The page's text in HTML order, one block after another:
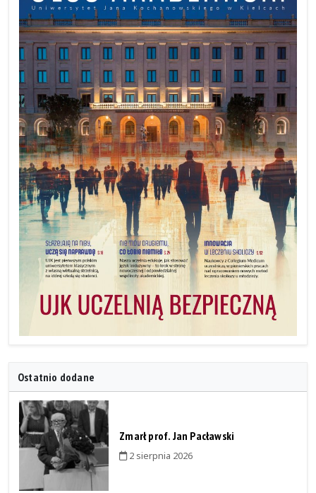
Ostatnio dodane
Zmarł prof. Jan Pacławski
2 sierpnia 2026